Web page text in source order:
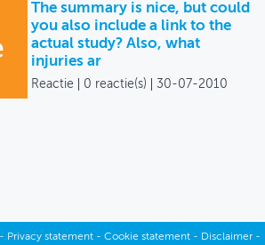
The summary is nice, but could
you also include a link to the
actual study? Also, what
injuries ar
Reactie 0 reactie(s) 30-07-2010
Privacy statement- Cookie statement- Disclaimer-